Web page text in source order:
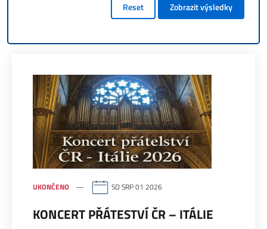
Reset Zobrazit výsledky
UKONČENO SO SRP 01 2026
KONCERT PŘÁTESTVÍ ČR – ITÁLIE